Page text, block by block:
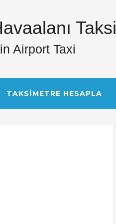
Taksi
Airport Taxi
TAKSIMETRE HESAPLA